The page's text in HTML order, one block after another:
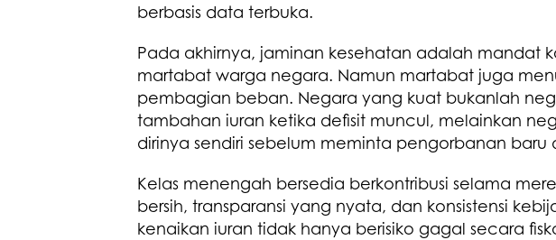
berbasis data terbuka.
Pada akhirnya, jaminan kesehatan adalah mandat
martabat warga negara. Namun martabat juga
pembagian beban. Negara yang kuat bukanlah
tambahan iuran ketika defisit muncul, melainkan
dirinya sendiri sebelum meminta pengorbanan baru
Kelas menengah bersedia berkontribusi selama
bersih, transparansi yang nyata, dan konsistensi
kenaikan iuran tidak hanya berisiko gagal secara